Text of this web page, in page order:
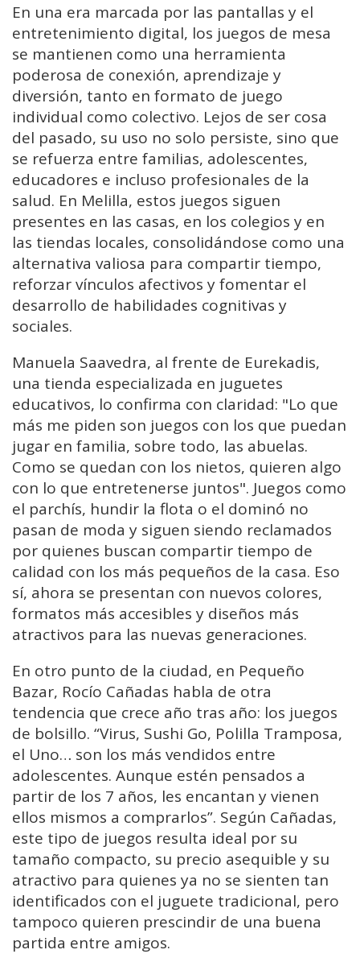
En una era marcada por las pantallas y el
entretenimiento digital, los juegos de mesa
se mantienen como una herramienta
poderosa de conexión, aprendizaje y
diversión, tanto en formato de juego
individual como colectivo. Lejos de ser cosa
del pasado, su uso no solo persiste, sino que
se refuerza entre familias, adolescentes,
educadores e incluso profesionales de la
salud. En Melilla, estos juegos siguen
presentes en las casas, en los colegios y en
las tiendas locales, consolidándose como una
alternativa valiosa para compartir tiempo,
reforzar vínculos afectivos y fomentar el
desarrollo de habilidades cognitivas y
sociales.
Manuela Saavedra, al frente de Eurekadis,
una tienda especializada en juguetes
educativos, lo confirma con claridad: "Lo que
más me piden son juegos con los que puedan
jugar en familia, sobre todo, las abuelas.
Como se quedan con los nietos, quieren algo
con lo que entretenerse juntos". Juegos como
el parchís, hundir la flota o el dominó no
pasan de moda y siguen siendo reclamados
por quienes buscan compartir tiempo de
calidad con los más pequeños de la casa. Eso
sí, ahora se presentan con nuevos colores,
formatos más accesibles y diseños más
atractivos para las nuevas generaciones.
En otro punto de la ciudad, en Pequeño
Bazar, Rocío Cañadas habla de otra
tendencia que crece año tras año: los juegos
de bolsillo. “Virus, Sushi Go, Polilla Tramposa,
el Uno… son los más vendidos entre
adolescentes. Aunque estén pensados a
partir de los 7 años, les encantan y vienen
ellos mismos a comprarlos”. Según Cañadas,
este tipo de juegos resulta ideal por su
tamaño compacto, su precio asequible y su
atractivo para quienes ya no se sienten tan
identificados con el juguete tradicional, pero
tampoco quieren prescindir de una buena
partida entre amigos.